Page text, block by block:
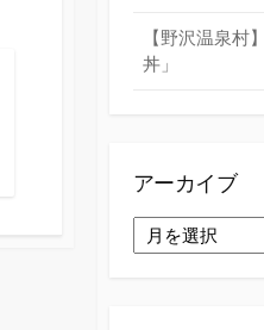
【野沢温泉村
丼」
アーカイブ
ー